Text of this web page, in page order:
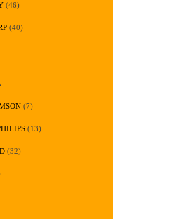
(46)
(40)
(7)
(13)
(32)